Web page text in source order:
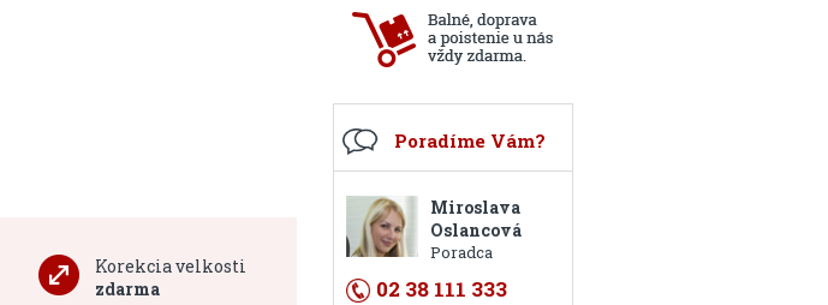
Korekcia velkosti
zdarma
Poradíme Vám?
Miroslava
Oslancová
Poradca
02 38 111 333